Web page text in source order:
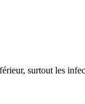
surtout les